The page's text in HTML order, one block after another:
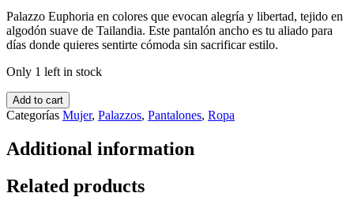
Palazzo Euphoria en colores que evocan alegría y libertad, tejido en
algodón suave de Tailandia. Este pantalón ancho es tu aliado para
días donde quieres sentirte cómoda sin sacrificar estilo.
Only 1 left in stock
Add to cart
Categorías Mujer, Palazzos, Pantalones, Ropa
Additional information
Related products